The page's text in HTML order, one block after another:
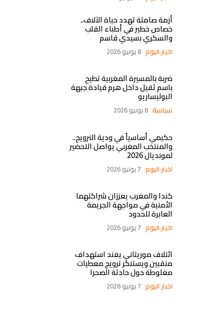
أزمة صامتة تهدد حياة الآلاف..
خصاص خطير في أطباء القلب
والسكري بسيدي قاسم
اخبار اليوم 8 يونيو 2026
ضربة بالمسيرة المغربية تطيح
باسم ثقيل داخل هرم قيادة جبهة
البوليساريو
سياسة 8 يونيو 2026
حكيمي أساسياً في ودية النرويج..
والمنتخب المغربي يواصل التحضير
لمونديال 2026
اخبار اليوم 7 يونيو 2026
كندا والمغرب يعززان شراكتهما
الأمنية في مواجهة الجريمة
العابرة للحدود
اخبار اليوم 7 يونيو 2026
ائتلاف موريتاني يفند استهداف
منقبين ويستنكر ترويج معطيات
مغلوطة حول حادثة الصحرا
اخبار اليوم 7 يونيو 2026